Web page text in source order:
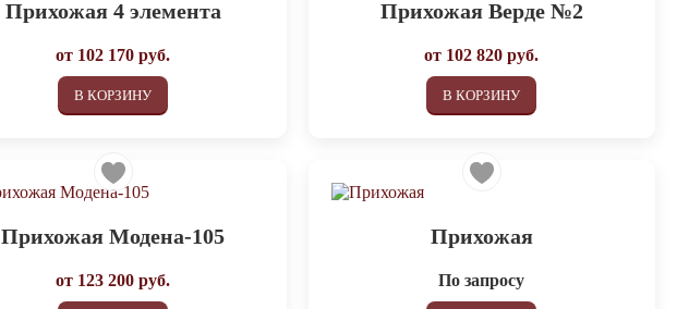
Прихожая 4 элемента
от 102 170 руб.
В КОРЗИНУ
Прихожая Верде №2
от 102 820 руб.
В КОРЗИНУ
Прихожая Модена-105
от 123 200 руб.
Прихожая
По запросу